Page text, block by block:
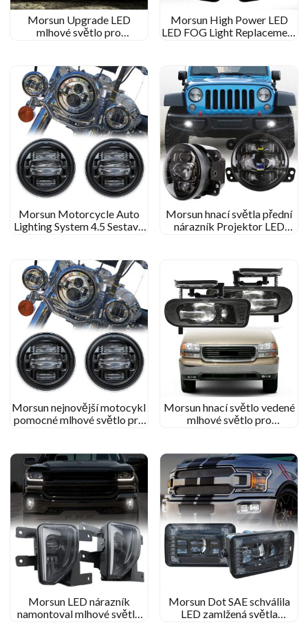
Morsun Upgrade LED
mlhové světlo pro
LED nárazník projíždějící
světlo
Morsun High Power LED
LED FOG Light Replacement
Vyzvednutí 2013-2017
Morsun Motorcycle Auto
Lighting System 4.5 Sestava
Ultra Classic
Morsun hnací světla přední
nárazník Projektor LED
Morsun nejnovější motocykl
pomocné mlhové světlo pro
Morsun hnací světlo vedené
mlhové světlo pro
GMC Yukon pickup
Morsun LED nárazník
namontoval mlhové světlo
Morsun Dot SAE schválila
LED zamlžená světla